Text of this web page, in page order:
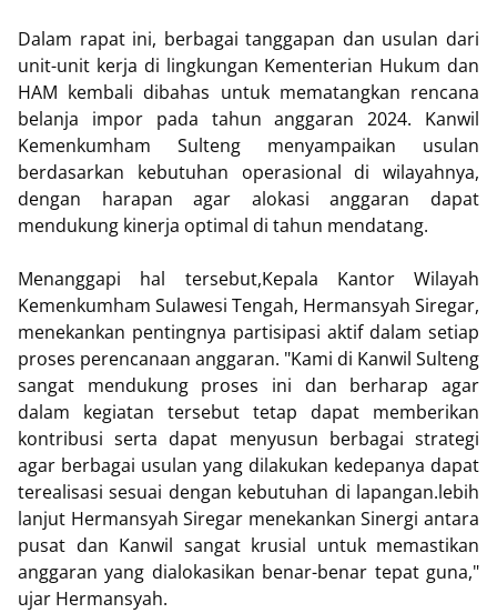
Dalam rapat ini, berbagai tanggapan dan usulan dari
unit-unit kerja di lingkungan Kementerian Hukum dan
HAM kembali dibahas untuk mematangkan rencana
belanja impor pada tahun anggaran 2024. Kanwil
Kemenkumham Sulteng menyampaikan usulan
berdasarkan kebutuhan operasional di wilayahnya,
dengan harapan agar alokasi anggaran dapat
mendukung kinerja optimal di tahun mendatang.
Menanggapi hal tersebut,Kepala Kantor Wilayah
Kemenkumham Sulawesi Tengah, Hermansyah Siregar,
menekankan pentingnya partisipasi aktif dalam setiap
proses perencanaan anggaran. "Kami di Kanwil Sulteng
sangat mendukung proses ini dan berharap agar
dalam kegiatan tersebut tetap dapat memberikan
kontribusi serta dapat menyusun berbagai strategi
agar berbagai usulan yang dilakukan kedepanya dapat
terealisasi sesuai dengan kebutuhan di lapangan.lebih
lanjut Hermansyah Siregar menekankan Sinergi antara
pusat dan Kanwil sangat krusial untuk memastikan
anggaran yang dialokasikan benar-benar tepat guna,"
ujar Hermansyah.